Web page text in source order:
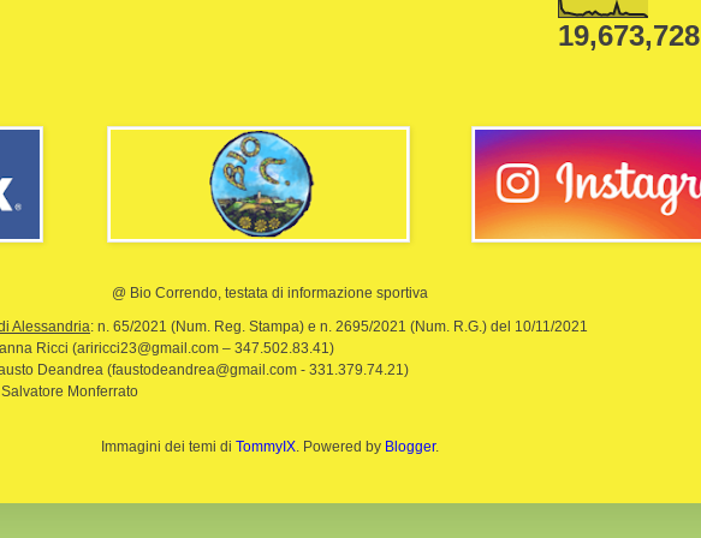
19,673,728
@ Bio Correndo, testata di informazione sportiva
Alessandria: n. 65/2021 (Num. Reg. Stampa) e n. 2695/2021 (Num. R.G.) del 10/11/2021
Ricci (ariricci23@gmail.com – 347.502.83.41)
Deandrea (faustodeandrea@gmail.com - 331.379.74.21)
Monferrato
Immagini dei temi di TommyIX. Powered by Blogger.